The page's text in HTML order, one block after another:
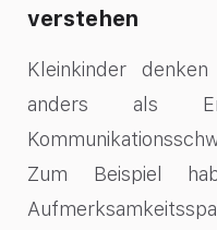
verstehen
Kleinkinder
anders als
Zum Beispiel